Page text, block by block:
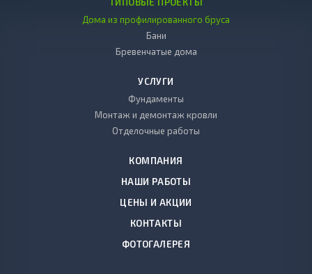
ТИПОВЫЕ ПРОЕКТЫ
Дома из профилированного бруса
Бани
Бревенчатые дома
УСЛУГИ
Фундаменты
Монтаж и демонтаж кровли
Отделочные работы
КОМПАНИЯ
НАШИ РАБОТЫ
ЦЕНЫ И АКЦИИ
КОНТАКТЫ
ФОТОГАЛЕРЕЯ